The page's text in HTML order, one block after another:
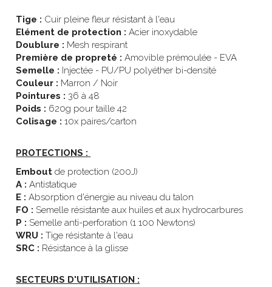
Tige : Cuir pleine fleur résistant à l'eau
Elément de protection : Acier inoxydable
Doublure : Mesh respirant
Première de propreté : Amovible prémoulée - EVA
Semelle : Injectée - PU/PU polyéther bi-densité
Couleur : Marron / Noir
Pointures : 36 à 48
Poids : 620g pour taille 42
Colisage : 10x paires/carton
PROTECTIONS :
Embout de protection (200J)
A : Antistatique
E : Absorption d'énergie au niveau du talon
FO : Semelle résistante aux huiles et aux hydrocarbures
P : Semelle anti-perforation (1 100 Newtons)
WRU : Tige résistante à l'eau
SRC : Résistance à la glisse
SECTEURS D'UTILISATION :